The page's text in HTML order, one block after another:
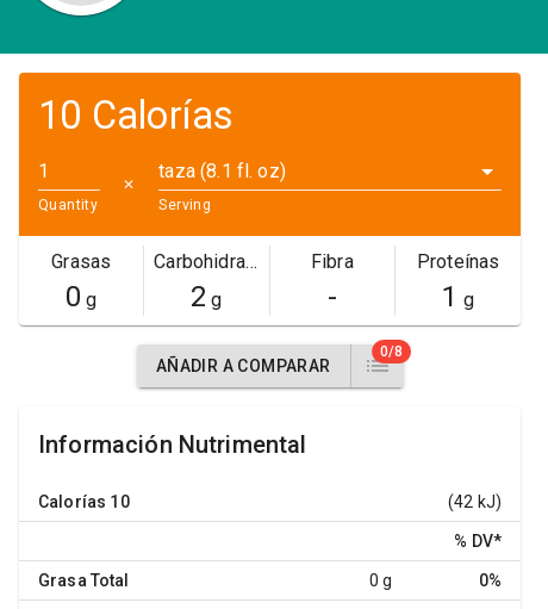
10 Calorías
Quantity
✕
taza (8.1 fl. oz)
Serving
Grasas
0 g
Carbohidratos
2 g
Fibra
-
Proteínas
1 g
AÑADIR A COMPARAR
0/8
Información Nutrimental
Calorías 10 (42 kJ)
% DV*
Grasa Total 0 g 0%